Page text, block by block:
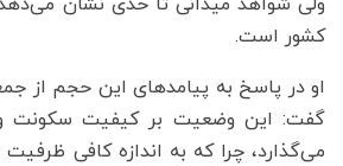
کشور است.
او در پاسخ به پیامدهای این حجم از
گفت: این وضعیت بر کیفیت سکونت
می‌گذارد، چرا که به اندازه کافی ظرفیت